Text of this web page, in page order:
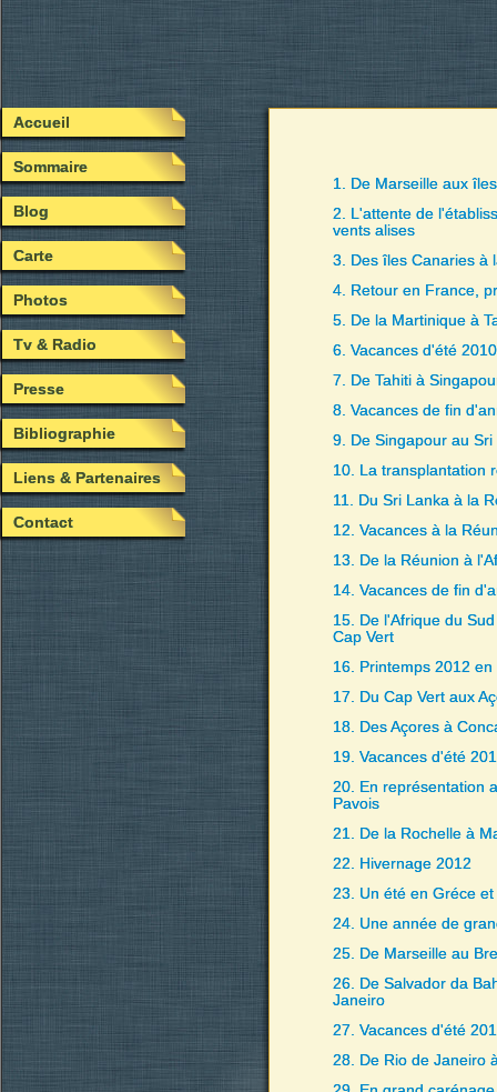
Accueil
Sommaire
Blog
Carte
Photos
Tv & Radio
Presse
Bibliographie
Liens & Partenaires
Contact
1. De Marseille aux
2. L'attente de
vents alises
3. Des îles Canaries à
4. Retour en France,
5. De la Martinique à
6. Vacances d'été
7. De Tahiti à
8. Vacances de fin
9. De Singapour au Sri
10. La transplantation
11. Du Sri Lanka à la
12. Vacances à la
13. De la Réunion à
14. Vacances de fin
15. De l'Afrique du
Cap Vert
16. Printemps 2012 en
17. Du Cap Vert aux
18. Des Açores à
19. Vacances d'été
20. En représentation
Pavois
21. De la Rochelle à
22. Hivernage 2012
23. Un été en Gréce
24. Une année de
25. De Marseille au
26. De Salvador da
Janeiro
27. Vacances d'été
28. De Rio de Janeiro